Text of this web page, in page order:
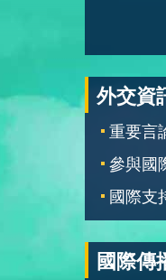
外交資
重要言
參與國
國際支
國際傳